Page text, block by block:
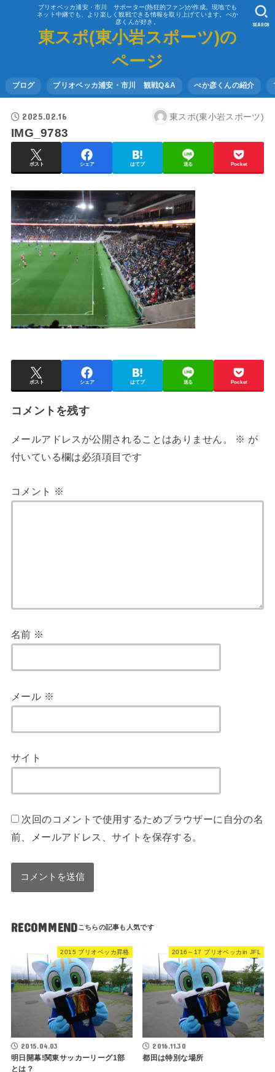
ブリオベッカ浦安・市川 サポーター(熱狂的ファン)が作成。現地でも
ネット中継でも、より楽しく観戦できる情報を取り上げています。べか
彦くんが好き。
東スポ(東小岩スポーツ)の
ページ
ブログ ブリオベッカ浦安・市川 観戦Q&A べか彦くんの紹介
SEARCH
2025.02.16 東スポ(東小岩スポーツ)
IMG_9783
ポスト シェア はてブ 送る Pocket
ポスト シェア はてブ 送る Pocket
コメントを残す
メールアドレスが公開されることはありません。 ※ が
付いている欄は必須項目です
コメント ※
名前 ※
メール ※
サイト
次回のコメントで使用するためブラウザーに自分の名
前、メールアドレス、サイトを保存する。
RECOMMEND
2015 ブリオベッカ昇格
2015.04.03
明日開幕!関東サッカーリーグ1部
とは？
2016～17 ブリオベッカin JFL
2016.11.30
都田は特別な場所